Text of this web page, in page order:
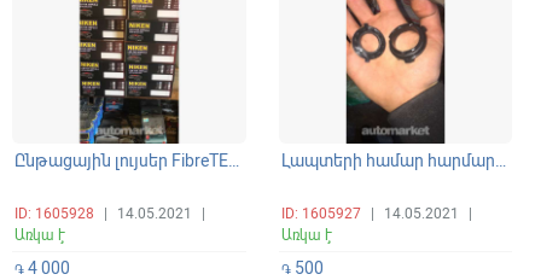
Ընթացային լույսեր FibreTECH Germany
ID: 1605928 14.05.2021
Առկա է
֏ 4 000
Լապտերի համար հարմարակցիչ FibreTECH Germany
ID: 1605927 14.05.2021
Առկա է
֏500